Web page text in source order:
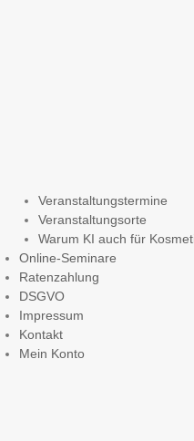
Veranstaltungstermine
Veranstaltungsorte
Warum KI auch für
Online-Seminare
Ratenzahlung
DSGVO
Impressum
Kontakt
Mein Konto